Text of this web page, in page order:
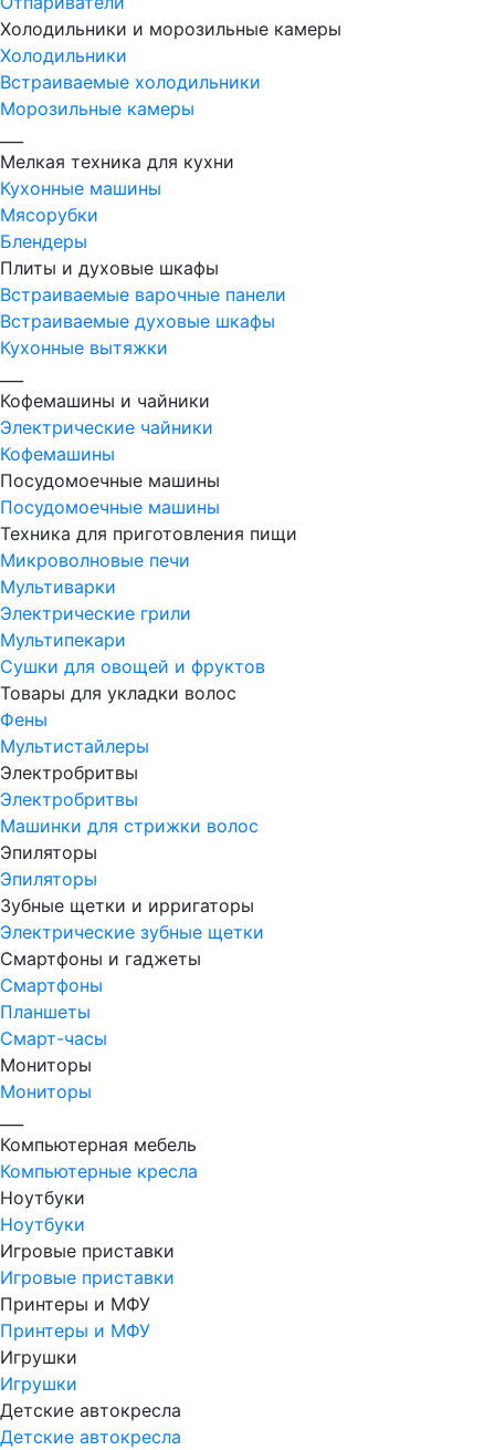
Холодильники и морозильные камеры
Холодильники
Встраиваемые холодильники
Морозильные камеры
Мелкая техника для кухни
Кухонные машины
Мясорубки
Блендеры
Плиты и духовые шкафы
Встраиваемые варочные панели
Встраиваемые духовые шкафы
Кухонные вытяжки
Кофемашины и чайники
Электрические чайники
Кофемашины
Посудомоечные машины
Посудомоечные машины
Техника для приготовления пищи
Микроволновые печи
Мультиварки
Электрические грили
Мультипекари
Сушки для овощей и фруктов
Товары для укладки волос
Фены
Мультистайлеры
Электробритвы
Электробритвы
Машинки для стрижки волос
Эпиляторы
Эпиляторы
Зубные щетки и ирригаторы
Электрические зубные щетки
Смартфоны и гаджеты
Смартфоны
Планшеты
Смарт-часы
Мониторы
Мониторы
Компьютерная мебель
Компьютерные кресла
Ноутбуки
Ноутбуки
Игровые приставки
Игровые приставки
Принтеры и МФУ
Принтеры и МФУ
Игрушки
Игрушки
Детские автокресла
Детские автокресла